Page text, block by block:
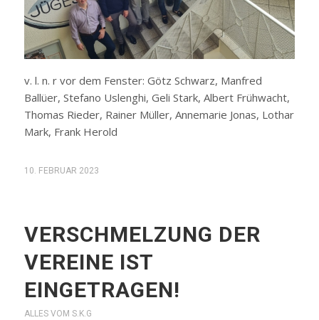
v. l. n. r vor dem Fenster: Götz Schwarz, Manfred
Ballüer, Stefano Uslenghi, Geli Stark, Albert Frühwacht,
Thomas Rieder, Rainer Müller, Annemarie Jonas, Lothar
Mark, Frank Herold
10. FEBRUAR 2023
VERSCHMELZUNG DER
VEREINE IST
EINGETRAGEN!
ALLES VOM S.K.G